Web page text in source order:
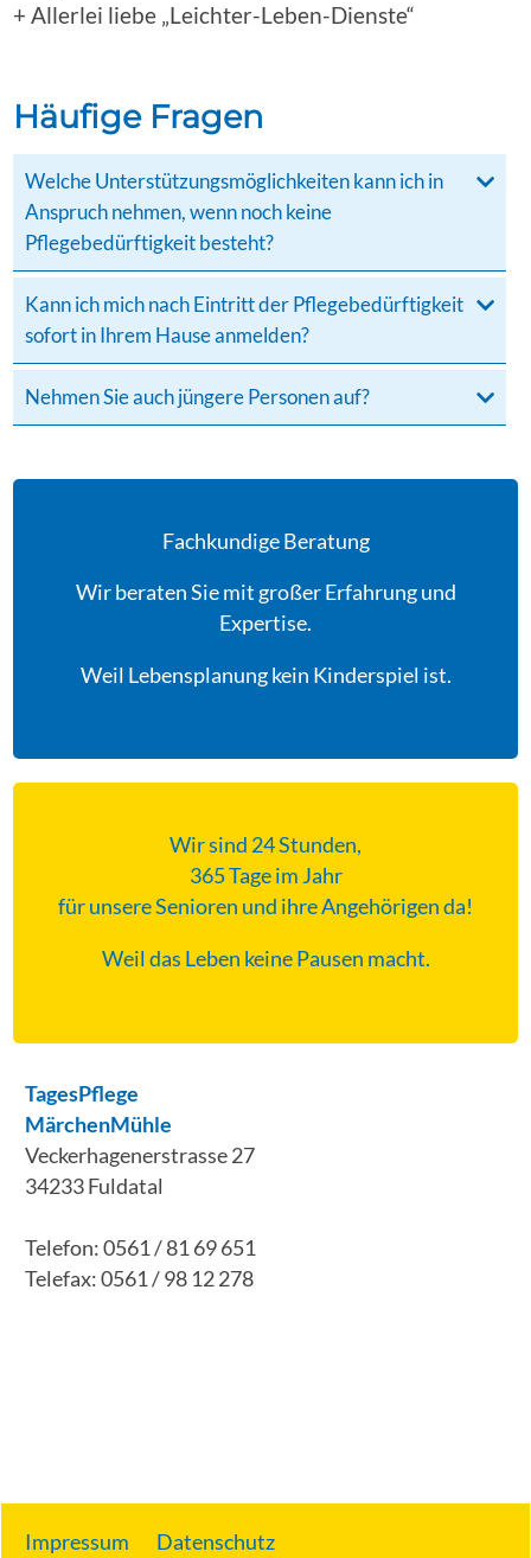
+ Allerlei liebe „Leichter-Leben-Dienste“
Häufige Fragen
Welche Unterstützungsmöglichkeiten kann ich in
Anspruch nehmen, wenn noch keine
Pflegebedürftigkeit besteht?
Kann ich mich nach Eintritt der Pflegebedürftigkeit
sofort in Ihrem Hause anmelden?
Nehmen Sie auch jüngere Personen auf?
Fachkundige Beratung
Wir beraten Sie mit großer Erfahrung und
Expertise.
Weil Lebensplanung kein Kinderspiel ist.
Wir sind 24 Stunden,
365 Tage im Jahr
für unsere Senioren und ihre Angehörigen da!
Weil das Leben keine Pausen macht.
TagesPflege
MärchenMühle
Veckerhagenerstrasse 27
34233 Fuldatal
Telefon: 0561 / 81 69 651
Telefax: 0561 / 98 12 278
Impressum Datenschutz